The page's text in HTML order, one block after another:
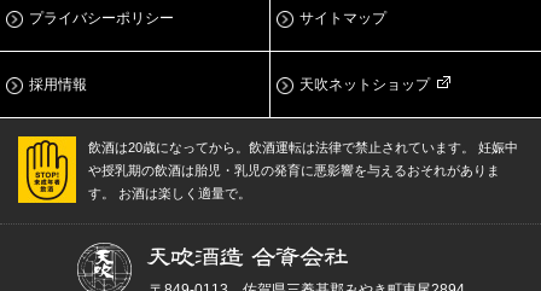
プライバシーポリシー サイトマップ
採用情報 天吹ネットショップ
飲酒は20歳になってから。飲酒運転は法律で禁止されています。
妊娠中
や授乳期の飲酒は胎児・乳児の発育に悪影響を与えるおそれがありま
す。
お酒は楽しく適量で。